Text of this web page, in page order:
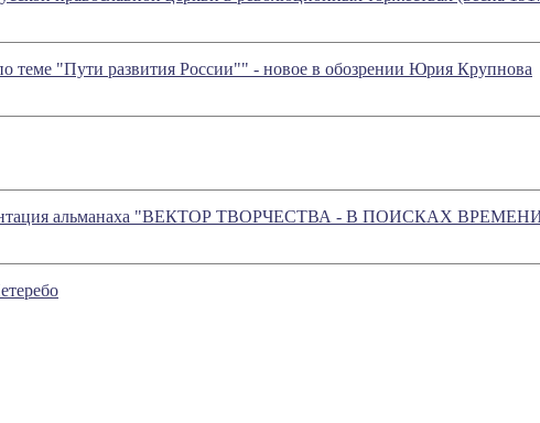
"Пути развития России"" - новое в обозрении Юрия Крупнова
альманаха "ВЕКТОР ТВОРЧЕСТВА - В ПОИСКАХ